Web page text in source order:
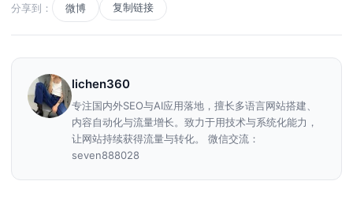
分享到： 微博 复制链接
lichen360
专注国内外SEO与AI应用落地，擅长多语言网站搭建、
内容自动化与流量增长。致力于用技术与系统化能力，
让网站持续获得流量与转化。 微信交流：
seven888028